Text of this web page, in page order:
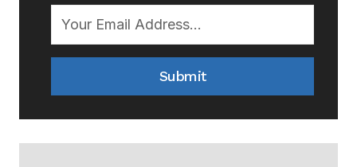
Submit